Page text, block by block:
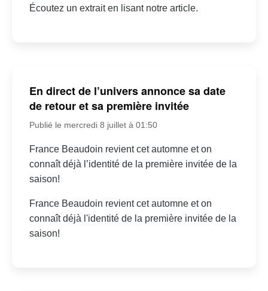
Écoutez un extrait en lisant notre article.
En direct de l’univers annonce sa date
de retour et sa première invitée
Publié le mercredi 8 juillet à 01:50
France Beaudoin revient cet automne et on
connaît déjà l’identité de la première invitée de la
saison!
France Beaudoin revient cet automne et on
connaît déjà l'identité de la première invitée de la
saison!